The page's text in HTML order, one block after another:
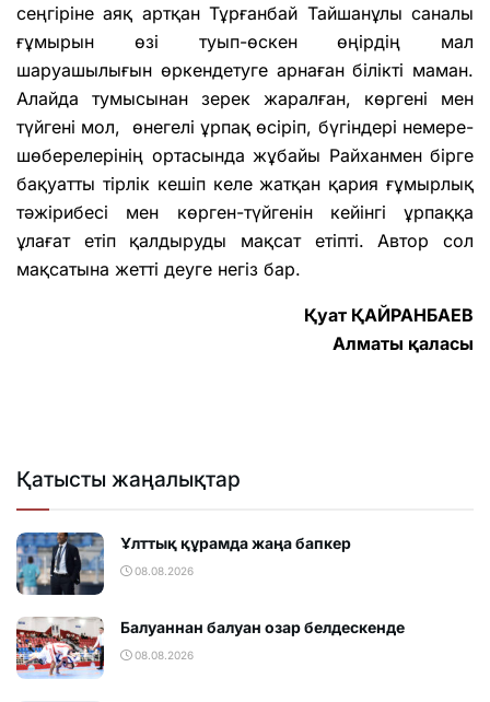
сеңгіріне аяқ артқан Тұрғанбай Тайшанұлы саналы
ғұмырын өзі туып-өскен өңірдің мал
шаруашылығын өркендетуге арнаған білікті маман.
Алайда тумысынан зерек жаралған, көргені мен
түйгені мол, өнегелі ұрпақ өсіріп, бүгіндері немере-
шөберелерінің ортасында жұбайы Райханмен бірге
бақуатты тірлік кешіп келе жатқан қария ғұмырлық
тәжірибесі мен көрген-түйгенін кейінгі ұрпаққа
ұлағат етіп қалдыруды мақсат етіпті. Автор сол
мақсатына жетті деуге негіз бар.
Қуат ҚАЙРАНБАЕВ
Алматы қаласы
Қатысты жаңалықтар
Ұлттық құрамда жаңа бапкер
08.08.2026
Балуаннан балуан озар белдескенде
08.08.2026